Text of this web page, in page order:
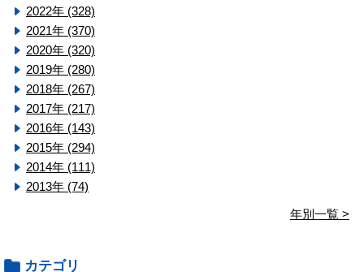
2022年 (328)
2021年 (370)
2020年 (320)
2019年 (280)
2018年 (267)
2017年 (217)
2016年 (143)
2015年 (294)
2014年 (111)
2013年 (74)
年別一覧 >
カテゴリ